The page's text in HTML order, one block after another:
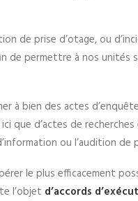
de prise d’otage, ou
de permettre à nos unités
à bien des actes
que d’actes de
ou l’audition de
le plus efficacement
l’objet d’accords